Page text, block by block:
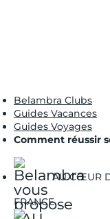
Belambra Clubs
Guides Vacances
Guides Voyages
Comment réussir
AU CŒUR
FRANCE.